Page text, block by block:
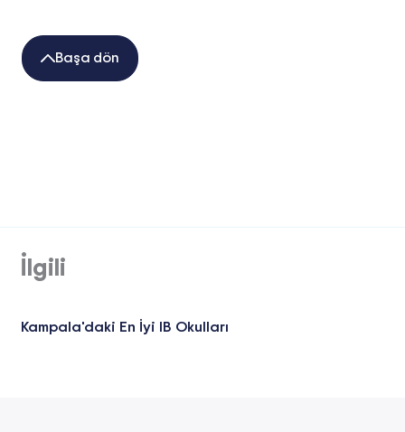
Başa dön
İlgili
Kampala'daki En İyi IB Okulları